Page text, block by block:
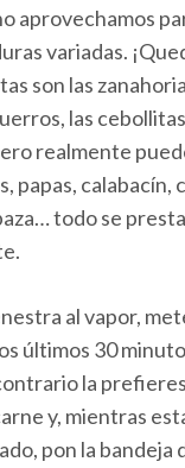
aprovechamos
variadas.
son las
las
realmente
papas, calabacín,
todo se presta
al vapor,
últimos 30
la
y, mientras
pon la bandeja